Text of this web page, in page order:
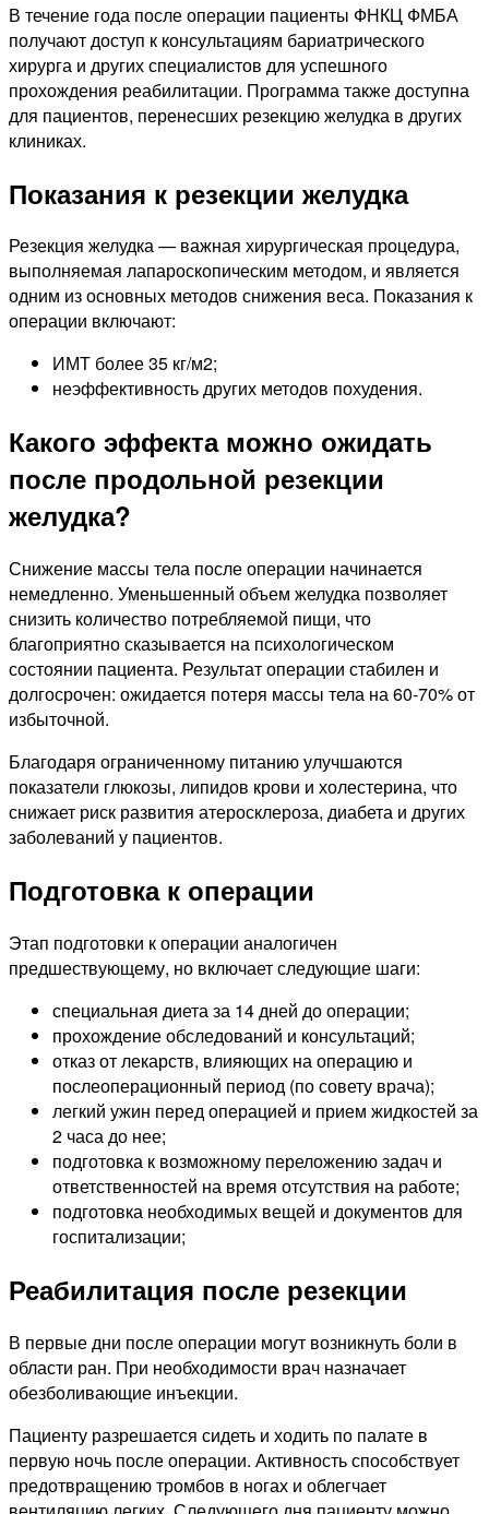
В течение года после операции пациенты ФНКЦ ФМБА
получают доступ к консультациям бариатрического
хирурга и других специалистов для успешного
прохождения реабилитации. Программа также доступна
для пациентов, перенесших резекцию желудка в других
клиниках.
Показания к резекции желудка
Резекция желудка — важная хирургическая процедура,
выполняемая лапароскопическим методом, и является
одним из основных методов снижения веса. Показания к
операции включают:
ИМТ более 35 кг/м2;
неэффективность других методов похудения.
Какого эффекта можно ожидать
после продольной резекции
желудка?
Снижение массы тела после операции начинается
немедленно. Уменьшенный объем желудка позволяет
снизить количество потребляемой пищи, что
благоприятно сказывается на психологическом
состоянии пациента. Результат операции стабилен и
долгосрочен: ожидается потеря массы тела на 60-70% от
избыточной.
Благодаря ограниченному питанию улучшаются
показатели глюкозы, липидов крови и холестерина, что
снижает риск развития атеросклероза, диабета и других
заболеваний у пациентов.
Подготовка к операции
Этап подготовки к операции аналогичен
предшествующему, но включает следующие шаги:
специальная диета за 14 дней до операции;
прохождение обследований и консультаций;
отказ от лекарств, влияющих на операцию и
послеоперационный период (по совету врача);
легкий ужин перед операцией и прием жидкостей за
2 часа до нее;
подготовка к возможному переложению задач и
ответственностей на время отсутствия на работе;
подготовка необходимых вещей и документов для
госпитализации;
Реабилитация после резекции
В первые дни после операции могут возникнуть боли в
области ран. При необходимости врач назначает
обезболивающие инъекции.
Пациенту разрешается сидеть и ходить по палате в
первую ночь после операции. Активность способствует
предотвращению тромбов в ногах и облегчает